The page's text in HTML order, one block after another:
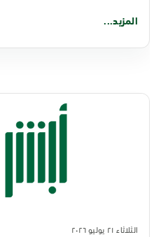
المزيد...
الثلاثاء ٢١ يوليو ٢٠٢٦